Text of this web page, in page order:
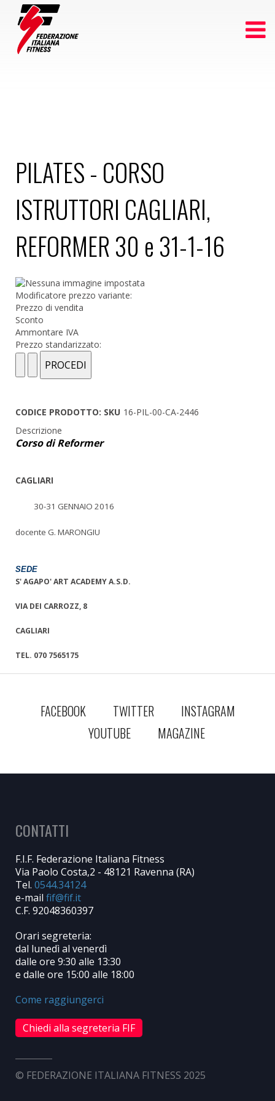
PILATES - CORSO
ISTRUTTORI CAGLIARI,
REFORMER 30 e 31-1-16
Modificatore prezzo variante:
Prezzo di vendita
Sconto
Ammontare IVA
Prezzo standarizzato:
CODICE PRODOTTO: SKU 16-PIL-00-CA-2446
Descrizione
Corso di Reformer
CAGLIARI
30-31 GENNAIO 2016
docente G. MARONGIU
SEDE
S' AGAPO' ART ACADEMY A.S.D.
VIA DEI CARROZZ, 8
CAGLIARI
TEL. 070 7565175
FACEBOOK TWITTER
INSTAGRAM
YOUTUBE
MAGAZINE
CONTATTI
F.I.F. Federazione Italiana Fitness
Via Paolo Costa,2 - 48121 Ravenna (RA)
Tel. 0544.34124
e-mail
C.F. 92048360397
Orari segreteria:
dal lunedì al venerdì
dalle ore 9:30 alle 13:30
e dalle ore 15:00 alle 18:00
Come raggiungerci
Chiedi alla segreteria FIF
© FEDERAZIONE ITALIANA FITNESS 2025